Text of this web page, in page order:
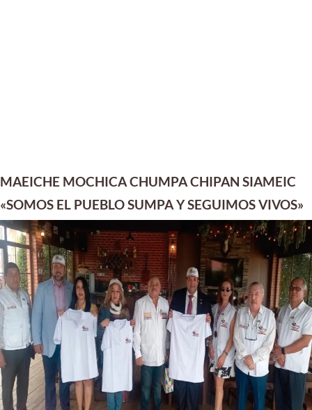
MAEICHE MOCHICA CHUMPA CHIPAN SIAMEIC
«SOMOS EL PUEBLO SUMPA Y SEGUIMOS VIVOS»